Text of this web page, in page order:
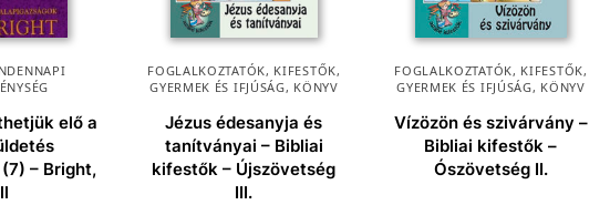
elő a
– Bright,
FOGLALKOZTATÓK, KIFESTŐK,
GYERMEK ÉS IFJÚSÁG, KÖNYV
Jézus édesanyja és
tanítványai – Bibliai
kifestők – Újszövetség
III.
FOGLALKOZTATÓK, KIFESTŐK,
GYERMEK ÉS IFJÚSÁG, KÖNYV
Vízözön és szivárvány –
Bibliai kifestők –
Ószövetség II.